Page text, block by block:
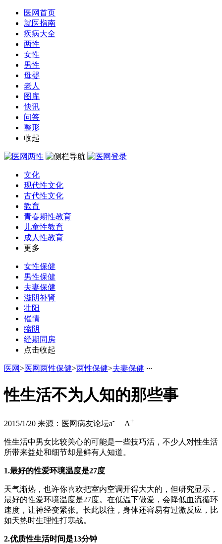
医网首页
就医指南
疾病大全
两性
女性
男性
母婴
老人
图库
快讯
问答
整形
收起
文化
现代性文化
古代性文化
教育
青春期性教育
儿童性教育
成人性教育
更多
女性保健
男性保健
夫妻保健
滋阴补肾
壮阳
催情
缩阴
经期同房
点击收起
医网>医网两性保健>两性保健>夫妻保健 ···
性生活不为人知的那些事
2015/1/20 来源：医网病友论坛a- A+
性生活中男女比较关心的可能是一些技巧活，不少人对性生活
所带来益处和细节却是鲜有人知道。
1.最好的性爱环境温度是27度
天气渐热，也许你喜欢把室内空调开得大大的，但研究显示，
最好的性爱环境温度是27度。在低温下做爱，会降低血流循环
速度，让神经变紧张。长此以往，身体还容易有过激反应，比
如天热时生理性打寒战。
2.优质性生活时间是13分钟